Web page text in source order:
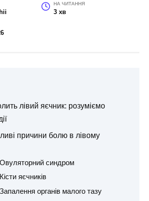
НА ЧИТАННЯ
3 хв
лівий яєчник: розуміємо
причини болю в лівому
синдром
яєчників
органів малого тазу